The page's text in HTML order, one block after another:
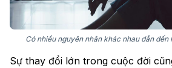
Có nhiều nguyên nhân khác nhau dẫn đến
Sự thay đổi lớn trong cuộc đời